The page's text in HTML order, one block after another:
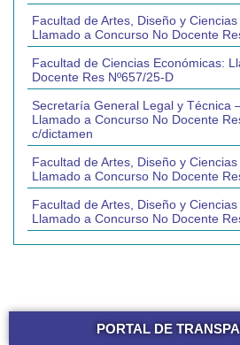
Facultad de Artes, Diseño y
Llamado a Concurso No Docente
Facultad de Ciencias Económicas:
Docente Res Nº657/25-D
Secretaría General Legal y Técnica
Llamado a Concurso No Docente
c/dictamen
Facultad de Artes, Diseño y
Llamado a Concurso No Docente
Facultad de Artes, Diseño y
Llamado a Concurso No Docente
PORTAL DE